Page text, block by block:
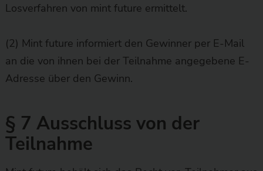
Losverfahren von mint future ermittelt.
(2) Mint future informiert den Gewinner per E-Mail
an die von ihnen bei der Teilnahme angegebene E-
Adresse über den Gewinn.
§ 7 Ausschluss von der
Teilnahme